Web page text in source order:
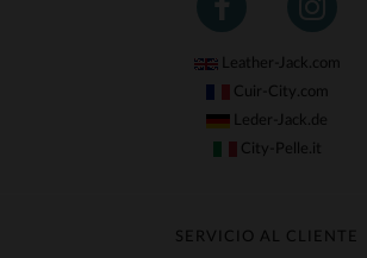
Leather-Jack.com
Cuir-City.com
Leder-Jack.de
City-Pelle.it
SERVICIO AL CLIENTE